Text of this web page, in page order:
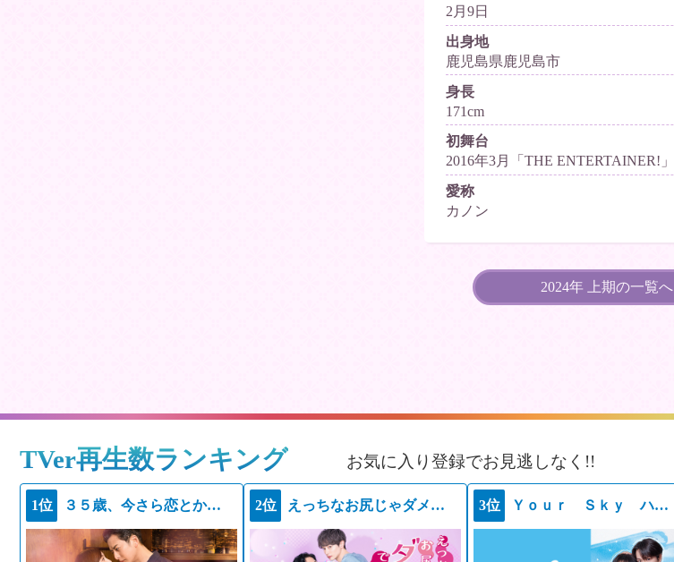
2月9日
出身地
鹿児島県鹿児島市
身長
171cm
初舞台
2016年3月「THE ENTERTAINER!」
愛称
カノン
2024年 上期の一覧へ
TVer再生数ランキング お気に入り登録でお見逃しなく!!
1位 ３５歳、今さら恋とかありえない 2位 えっちなお尻じゃダメですか？ 3位 Ｙｏｕｒ Ｓｋｙ ハレのち恋